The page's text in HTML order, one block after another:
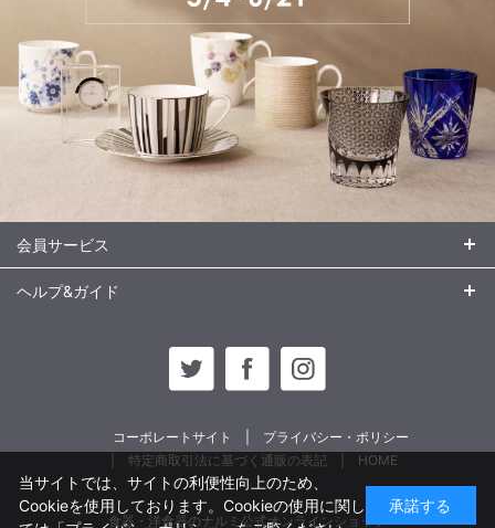
会員サービス
ヘルプ&ガイド
コーポレートサイト
プライバシー・ポリシー
特定商取引法に基づく通販の表記
HOME
食器・洋食器のナルミ公式オンラインショップ
当サイトでは、サイトの利便性向上のため、
Cookieを使用しております。Cookieの使用に関し
承諾する